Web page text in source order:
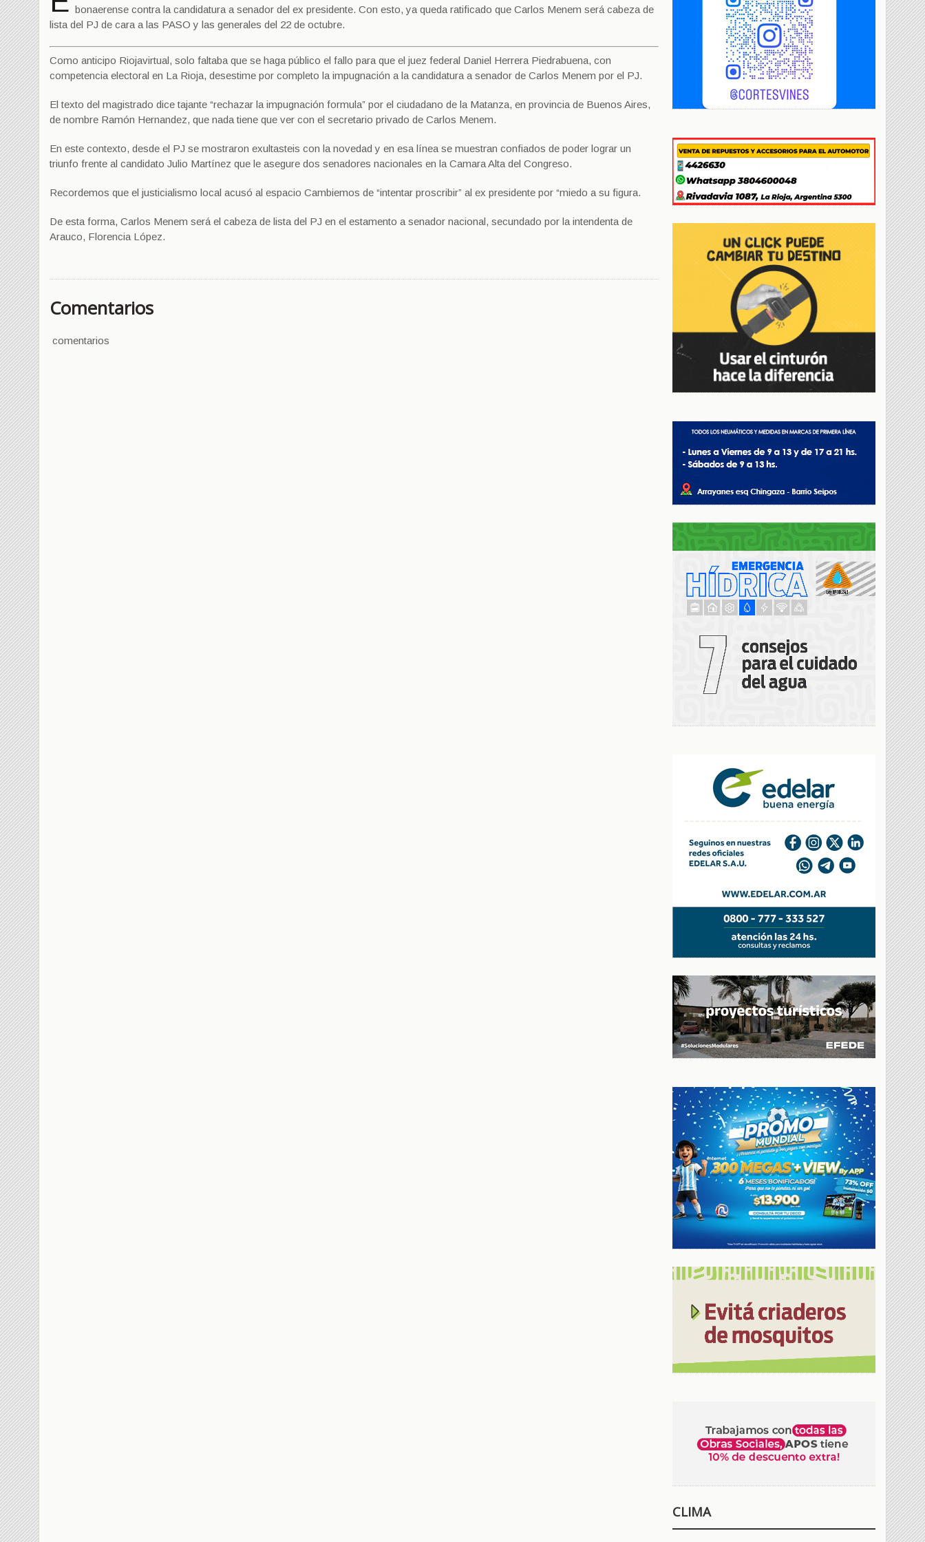
bonaerense contra la candidatura a senador del ex presidente. Con esto, ya queda ratificado que Carlos Menem será cabeza de
lista del PJ de cara a las PASO y las generales del 22 de octubre.
Como anticipo Riojavirtual, solo faltaba que se haga público el fallo para que el juez federal Daniel Herrera Piedrabuena, con
competencia electoral en La Rioja, desestime por completo la impugnación a la candidatura a senador de Carlos Menem por el PJ.
El texto del magistrado dice tajante “rechazar la impugnación formula” por el ciudadano de la Matanza, en provincia de Buenos Aires,
de nombre Ramón Hernandez, que nada tiene que ver con el secretario privado de Carlos Menem.
En este contexto, desde el PJ se mostraron exultasteis con la novedad y en esa línea se muestran confiados de poder lograr un
triunfo frente al candidato Julio Martínez que le asegure dos senadores nacionales en la Camara Alta del Congreso.
Recordemos que el justicialismo local acusó al espacio Cambiemos de “intentar proscribir” al ex presidente por “miedo a su figura.
De esta forma, Carlos Menem será el cabeza de lista del PJ en el estamento a senador nacional, secundado por la intendenta de
Arauco, Florencia López.
Comentarios
comentarios
CLIMA